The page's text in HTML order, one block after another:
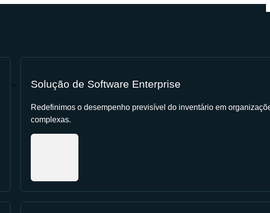
Solução de Software Enterprise
Redefinimos o desempenho previsível do inventário em
complexas.